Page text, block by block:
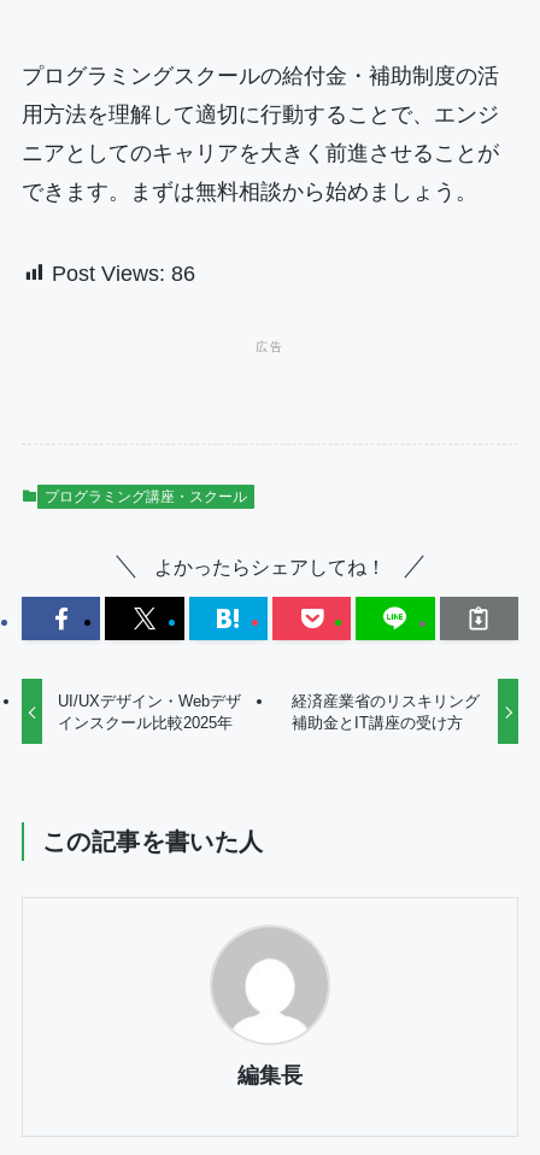
プログラミングスクールの給付金・補助制度の活
用方法を理解して適切に行動することで、エンジ
ニアとしてのキャリアを大きく前進させることが
できます。まずは無料相談から始めましょう。
Post Views: 86
プログラミング講座・スクール
よかったらシェアしてね！
UI/UXデザイン・Webデザ
インスクール比較2025年
経済産業省のリスキリング
補助金とIT講座の受け方
この記事を書いた人
編集長